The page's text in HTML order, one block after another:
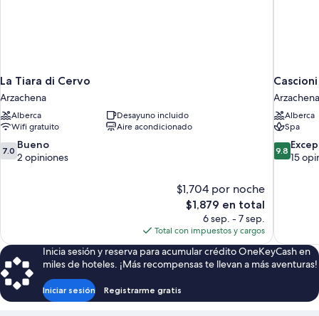
La Tiara di Cervo
Arzachena
Alberca
Desayuno incluido
Wifi gratuito
Aire acondicionado
7.0
de
7.0 Bueno
2 opiniones
$1,704 por noche
El
precio
actual
es
de
$1,879
$1,879 en total
6 sep. - 7 sep.
Total con impuestos y cargos
Arzachena
Alberca
Spa
9.8
de
9.8
15
Inicia sesión y reserva para acumular crédito OneKeyCash en
miles de hoteles. ¡Más recompensas te llevan a más aventuras!
Iniciar sesión Registrarme gratis